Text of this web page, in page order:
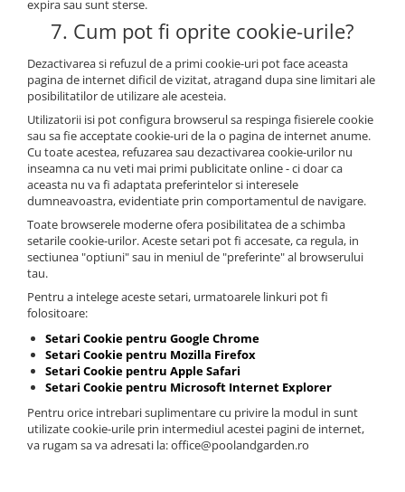
Mobilier camping si plaja
Scaune
Sezlonguri
ARTICOLE CRACIUN
Brazi artificiali de Craciun
expira sau sunt sterse.
7. Cum pot fi oprite cookie-urile?
Dezactivarea si refuzul de a primi cookie-uri pot face aceasta
pagina de internet dificil de vizitat, atragand dupa sine limitari ale
posibilitatilor de utilizare ale acesteia.
Utilizatorii isi pot configura browserul sa respinga fisierele cookie
sau sa fie acceptate cookie-uri de la o pagina de internet anume.
Cu toate acestea, refuzarea sau dezactivarea cookie-urilor nu
inseamna ca nu veti mai primi publicitate online - ci doar ca
aceasta nu va fi adaptata preferintelor si interesele
dumneavoastra, evidentiate prin comportamentul de navigare.
Toate browserele moderne ofera posibilitatea de a schimba
setarile cookie-urilor. Aceste setari pot fi accesate, ca regula, in
sectiunea "optiuni" sau in meniul de "preferinte" al browserului
tau.
Pentru a intelege aceste setari, urmatoarele linkuri pot fi
folositoare:
Setari Cookie pentru Google Chrome
Setari Cookie pentru Mozilla Firefox
Setari Cookie pentru Apple Safari
Setari Cookie pentru Microsoft Internet Explorer
Pentru orice intrebari suplimentare cu privire la modul in sunt
utilizate cookie-urile prin intermediul acestei pagini de internet,
va rugam sa va adresati la: office@poolandgarden.ro